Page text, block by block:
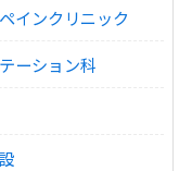
インクリニック
ーション科